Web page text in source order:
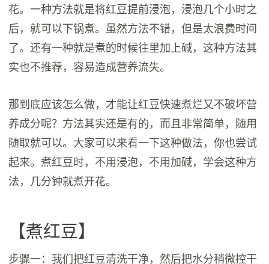
花。一种方法就是将红豆提前浸泡，浸泡几个小时之
后，就可以下锅煮。虽然方法不错，但是太浪费时间
了。还有一种就是煮的时候往里加上碱，这种方法其
实也不推荐，容易造成营养流失。
那到底应该怎么做，才能让红豆快速煮烂又不破坏营
养成分呢？方法其实还是有的，而且非常简单，随用
随取就可以。大家可以来看一下这种做法，你也尝试
起来。煮红豆时，不用浸泡，不用加碱，学会这种方
法，几分钟就煮开花。
【煮红豆】
步骤一：我们把红豆清洗干净，然后把水分稍微控干